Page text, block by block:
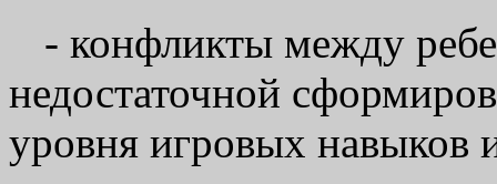
- конфликты между
недостаточной
уровня игровых навыков